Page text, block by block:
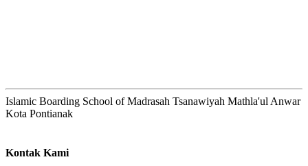
Islamic Boarding School of Madrasah Tsanawiyah Mathla'ul Anwar
Kota Pontianak
Kontak Kami